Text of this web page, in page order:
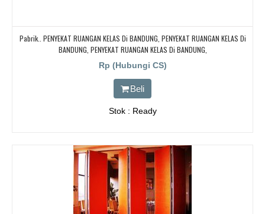
Pabrik.. PENYEKAT RUANGAN KELAS Di BANDUNG, PENYEKAT RUANGAN KELAS Di
BANDUNG, PENYEKAT RUANGAN KELAS Di BANDUNG,
Rp (Hubungi CS)
Beli
Stok : Ready